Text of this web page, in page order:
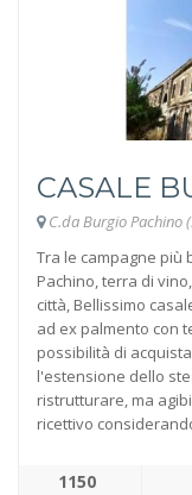
CASALE
C.da Burgio Pachino
Tra le campagne più
Pachino, terra di
città, Bellissimo
ad ex palmento con
possibilità di
l'estensione dello
ristrutturare, ma
ricettivo
1150